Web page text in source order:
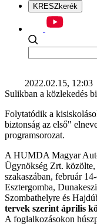
KRESZkerék
2022.02.15, 12:03
Sulikban a közlekedés
Folytatódik a
biztonság az első"
programsorozat.
A HUMDA Magyar
Ügynökség Zrt. közölte,
szakaszában, február
Esztergomba,
Szombathelyre és
tervek szerint április
A foglalkozásokon